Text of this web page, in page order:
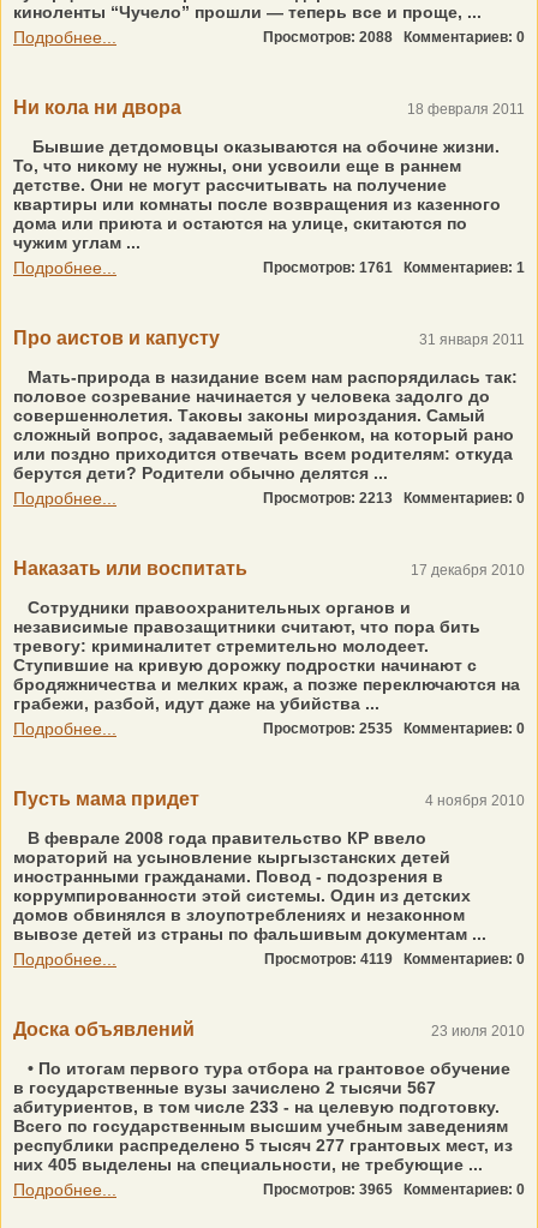
киноленты “Чучело” прошли — теперь все и проще, ...
Подробнее...
Просмотров: 2088 Комментариев: 0
Ни кола ни двора 18 февраля 2011
Бывшие детдомовцы оказываются на обочине жизни.
То, что никому не нужны, они усвоили еще в раннем
детстве. Они не могут рассчитывать на получение
квартиры или комнаты после возвращения из казенного
дома или приюта и остаются на улице, скитаются по
чужим углам ...
Подробнее...
Просмотров: 1761 Комментариев: 1
Про аистов и капусту 31 января 2011
Мать-природа в назидание всем нам распорядилась так:
половое созревание начинается у человека задолго до
совершеннолетия. Таковы законы мироздания. Самый
сложный вопрос, задаваемый ребенком, на который рано
или поздно приходится отвечать всем родителям: откуда
берутся дети? Родители обычно делятся ...
Подробнее...
Просмотров: 2213 Комментариев: 0
Наказать или воспитать 17 декабря 2010
Сотрудники правоохранительных органов и
независимые правозащитники считают, что пора бить
тревогу: криминалитет стремительно молодеет.
Ступившие на кривую дорожку подростки начинают с
бродяжничества и мелких краж, а позже переключаются на
грабежи, разбой, идут даже на убийства ...
Подробнее...
Просмотров: 2535 Комментариев: 0
Пусть мама придет 4 ноября 2010
В феврале 2008 года правительство КР ввело
мораторий на усыновление кыргызстанских детей
иностранными гражданами. Повод - подозрения в
коррумпированности этой системы. Один из детских
домов обвинялся в злоупотреблениях и незаконном
вывозе детей из страны по фальшивым документам ...
Подробнее...
Просмотров: 4119 Комментариев: 0
Доска объявлений 23 июля 2010
• По итогам первого тура отбора на грантовое обучение
в государственные вузы зачислено 2 тысячи 567
абитуриентов, в том числе 233 - на целевую подготовку.
Всего по государственным высшим учебным заведениям
республики распределено 5 тысяч 277 грантовых мест, из
них 405 выделены на специальности, не требующие ...
Подробнее...
Просмотров: 3965 Комментариев: 0